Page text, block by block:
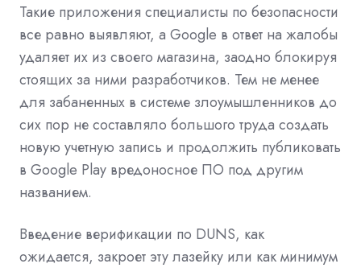
Такие приложения специалисты по безопасности
все равно выявляют, а Google в ответ на жалобы
удаляет их из своего магазина, заодно блокируя
стоящих за ними разработчиков. Тем не менее
для забаненных в системе злоумышленников до
сих пор не составляло большого труда создать
новую учетную запись и продолжить публиковать
в Google Play вредоносное ПО под другим
названием.
Введение верификации по DUNS, как
ожидается, закроет эту лазейку или как минимум